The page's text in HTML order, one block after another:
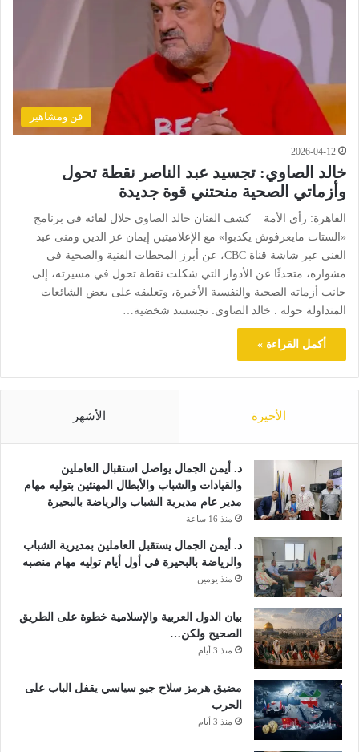
فن ومشاهير
2026-04-12
خالد الصاوي: تجسيد عبد الناصر نقطة تحول
وأزماتي الصحية منحتني قوة جديدة
القاهرة: رأي الأمة كشف الفنان خالد الصاوي خلال لقائه في برنامج
«الستات مايعرفوش يكدبوا» مع الإعلاميتين إيمان عز الدين ومنى عبد
الغني عبر شاشة قناة CBC، عن أبرز المحطات الفنية والصحية في
مشواره، متحدثًا عن الأدوار التي شكلت نقطة تحول في مسيرته، إلى
جانب أزماته الصحية والنفسية الأخيرة، وتعليقه على بعض الشائعات
المتداولة حوله . خالد الصاوى: تجسسد شخضية…
أكمل القراءة »
الأخيرة الأشهر
د. أيمن الجمال يواصل استقبال العاملين
والقيادات والشباب والأبطال المهنئين بتوليه مهام
مدير عام مديرية الشباب والرياضة بالبحيرة
منذ 16 ساعة
د. أيمن الجمال يستقبل العاملين بمديرية الشباب
والرياضة بالبحيرة في أول أيام توليه مهام منصبه
منذ يومين
بيان الدول العربية والإسلامية خطوة على الطريق
الصحيح ولكن…
منذ 3 أيام
مضيق هرمز سلاح جيو سياسي يقفل الباب على
الحرب
منذ 3 أيام